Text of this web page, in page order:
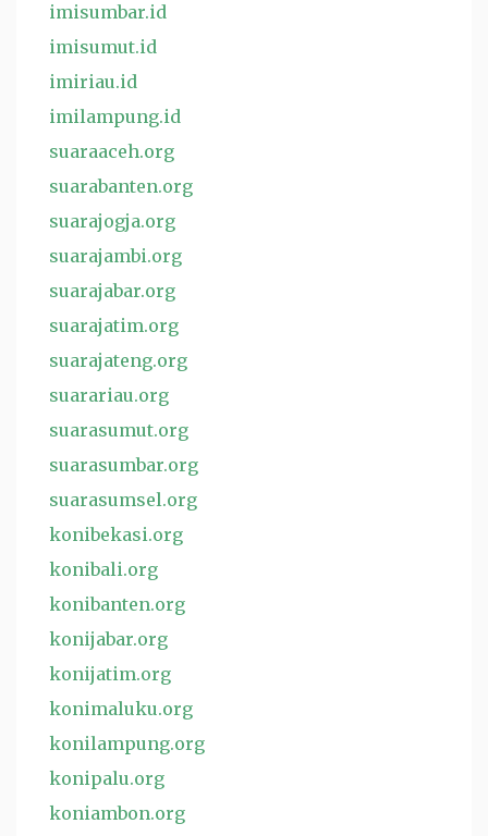
imisumbar.id
imisumut.id
imiriau.id
imilampung.id
suaraaceh.org
suarabanten.org
suarajogja.org
suarajambi.org
suarajabar.org
suarajatim.org
suarajateng.org
suarariau.org
suarasumut.org
suarasumbar.org
suarasumsel.org
konibekasi.org
konibali.org
konibanten.org
konijabar.org
konijatim.org
konimaluku.org
konilampung.org
konipalu.org
koniambon.org